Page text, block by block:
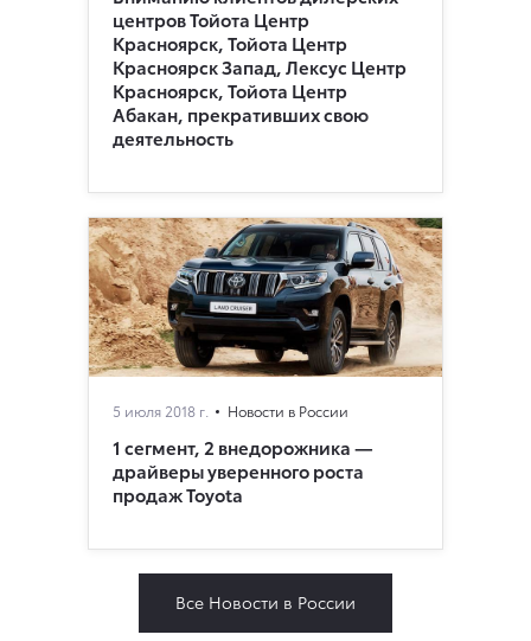
центров Тойота Центр
Красноярск, Тойота Центр
Красноярск Запад, Лексус Центр
Красноярск, Тойота Центр
Абакан, прекративших свою
деятельность
5 июля 2018 г. Новости в России
1 сегмент, 2 внедорожника —
драйверы уверенного роста
продаж Toyota
Все Новости в России